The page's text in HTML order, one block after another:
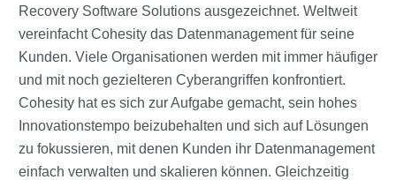
Recovery Software Solutions ausgezeichnet. Weltweit
vereinfacht Cohesity das Datenmanagement für seine
Kunden. Viele Organisationen werden mit immer häufiger
und mit noch gezielteren Cyberangriffen konfrontiert.
Cohesity hat es sich zur Aufgabe gemacht, sein hohes
Innovationstempo beizubehalten und sich auf Lösungen
zu fokussieren, mit denen Kunden ihr Datenmanagement
einfach verwalten und skalieren können. Gleichzeitig